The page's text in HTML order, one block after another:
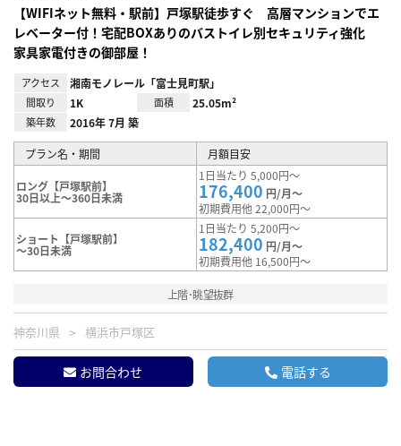
【WIFIネット無料・駅前】戸塚駅徒歩すぐ 高層マンションでエ
レベーター付！宅配BOXありのバストイレ別セキュリティ強化
家具家電付きの御部屋！
アクセス 湘南モノレール「富士見町駅」
間取り 1K 面積 25.05m²
築年数 2016年 7月 築
プラン名・期間 月額目安
ロング【戸塚駅前】
30日以上～360日未満
1日当たり 5,000円～
176,400 円/月～
初期費用他 22,000円～
ショート【戸塚駅前】
～30日未満
1日当たり 5,200円～
182,400 円/月～
初期費用他 16,500円～
上階･眺望抜群
神奈川県 横浜市戸塚区
お問合わせ 電話する